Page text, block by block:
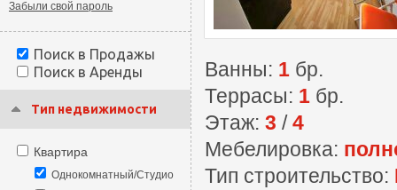
Забыли свой пароль
Поиск в Продажы
Поиск в Аренды
Тип недвижимости
Квартира
Однокомнатный/Студио
Ванны: 1 бр.
Террасы: 1 бр.
Этаж: 3 /4
Мебелировка:
Тип строительство: